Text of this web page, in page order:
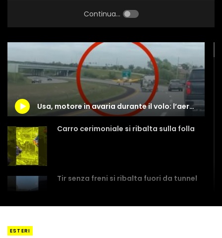
Continua...
Usa, motore in avaria durante il volo: l’aereo atterra in autostrada
Carro cerimoniale si ribalta sulla folla
Tir senza freni si ribalta fuori da tunnel
ESTERI